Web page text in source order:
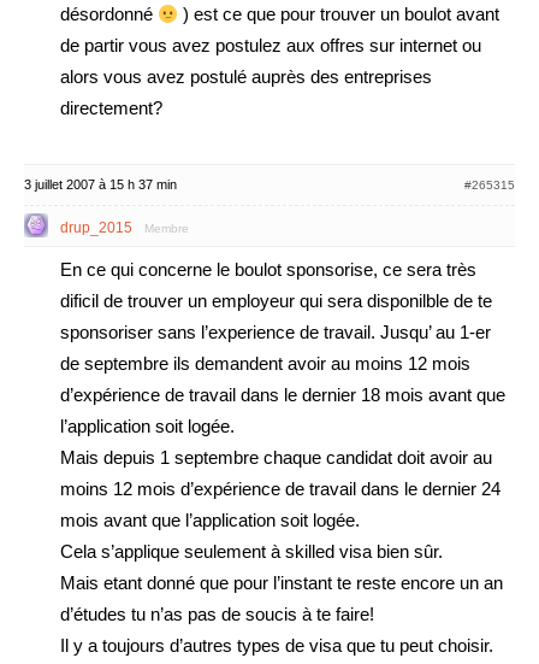
désordonné
) est ce que pour trouver un boulot avant
de partir vous avez postulez aux offres sur internet ou
alors vous avez postulé auprès des entreprises
directement?
3 juillet 2007 à 15 h 37 min #265315
drup_2015 Membre
En ce qui concerne le boulot sponsorise, ce sera très
dificil de trouver un employeur qui sera disponilble de te
sponsoriser sans l’experience de travail. Jusqu’ au 1-er
de septembre ils demandent avoir au moins 12 mois
d’expérience de travail dans le dernier 18 mois avant que
l’application soit logée.
Mais depuis 1 septembre chaque candidat doit avoir au
moins 12 mois d’expérience de travail dans le dernier 24
mois avant que l’application soit logée.
Cela s’applique seulement à skilled visa bien sûr.
Mais etant donné que pour l’instant te reste encore un an
d’études tu n’as pas de soucis à te faire!
Il y a toujours d’autres types de visa que tu peut choisir.